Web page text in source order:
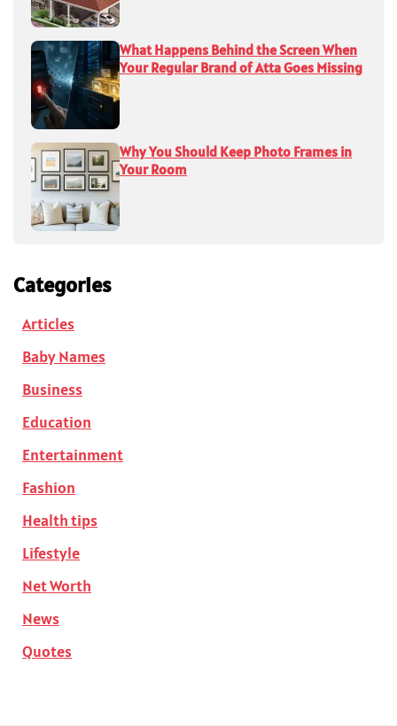
What Happens Behind the Screen When
Your Regular Brand of Atta Goes Missing
Why You Should Keep Photo Frames in
Your Room
Categories
Articles
Baby Names
Business
Education
Entertainment
Fashion
Health tips
Lifestyle
Net Worth
News
Quotes